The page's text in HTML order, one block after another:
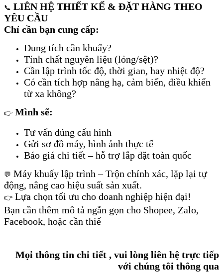
📞 LIÊN HỆ THIẾT KẾ & ĐẶT HÀNG THEO
YÊU CẦU
Chỉ cần bạn cung cấp:
Dung tích cần khuấy?
Tính chất nguyên liệu (lỏng/sệt)?
Cần lập trình tốc độ, thời gian, hay nhiệt độ?
Có cần tích hợp nâng hạ, cảm biến, điều khiển
từ xa không?
👉 Mình sẽ:
Tư vấn đúng cấu hình
Gửi sơ đồ máy, hình ảnh thực tế
Báo giá chi tiết – hỗ trợ lắp đặt toàn quốc
💬 Máy khuấy lập trình – Trộn chính xác, lặp lại tự
động, nâng cao hiệu suất sản xuất.
👉 Lựa chọn tối ưu cho doanh nghiệp hiện đại!
Bạn cần thêm mô tả ngắn gọn cho Shopee, Zalo,
Facebook, hoặc cần thiế
Mọi thông tin chi tiết , vui lòng liên hệ trực tiếp
với chúng tôi thông qua